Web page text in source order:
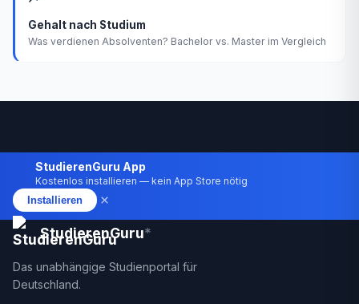
Gehalt nach Studium
Was verdienen Absolventen? Bachelor vs. Master im Vergleich
StudierenGuru App
Kostenlos installieren — kein App Store nötig
Installieren
×
StudierenGuru*
Das unabhängige Studienportal für
Deutschland.